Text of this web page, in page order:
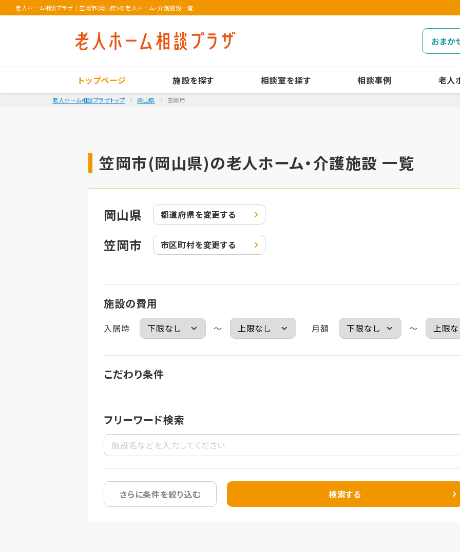
老人ホーム相談プラザ ｜笠岡市(岡山県)の老人ホーム・介護施設一覧
おまか
トップページ 施設を探す 相談室を探す 相談事例 老人
老人ホーム相談プラザトップ 岡山県 笠岡市
笠岡市(岡山県)の老人ホーム・介護施設 一覧
岡山県 都道府県を変更する
笠岡市 市区町村を変更する
施設の費用
入居時 ～ 月額 ～
こだわり条件
フリーワード検索
さらに条件を絞り込む 検索する